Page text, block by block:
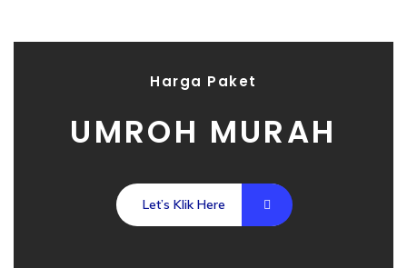
Harga Paket
UMROH MURAH
Let’s Klik Here